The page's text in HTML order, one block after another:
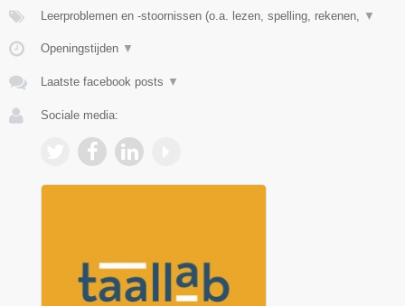
Leerproblemen en -stoornissen (o.a. lezen, spelling, rekenen, ▼
Openingstijden ▼
Laatste facebook posts ▼
Sociale media: